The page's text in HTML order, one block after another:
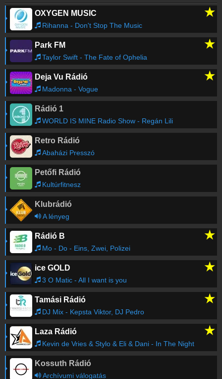
21:52 Edda-Ünnep
21:48 Tátrai Band
21:40 Auth Csilla
21:36 Vastag Csaba
Régebbi számok lekérése
OXYGEN MUSIC ★
Rihanna - Don't Stop The Music
Park FM ★
Taylor Swift - The Fate of Ophelia
Deja Vu Rádió ★
Madonna - Vogue
Rádió 1
WORLD IS MINE Radio Show - Regán Lili
Retro Rádió
Abaházi Presszó
Petőfi Rádió
Kultúrfitnesz
Klubrádió
A lényeg
Rádió B ★
Mo - Do - Eins, Zwei, Polizei
ice GOLD ★
3 O Matic - All I want is you
Tamási Rádió ★
DJ Mix - Kepsta Viktor, DJ Pedro
Laza Rádió ★
Kevin de Vries & Stylo & Eli & Dani - In The Night
Kossuth Rádió
Archívumi válogatás